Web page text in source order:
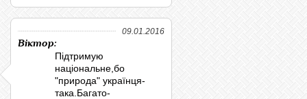
09.01.2016
Віктор:
Підтримую
національне,бо
"природа" українця-
така.Багато-